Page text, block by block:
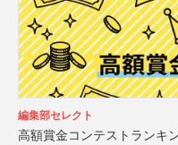
編集部セレクト
高額賞金コンテストランキ